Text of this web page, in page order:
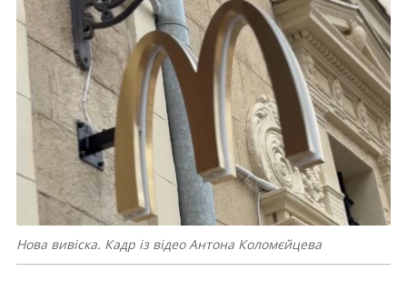
Нова вивіска. Кадр із відео Антона Коломєйцева